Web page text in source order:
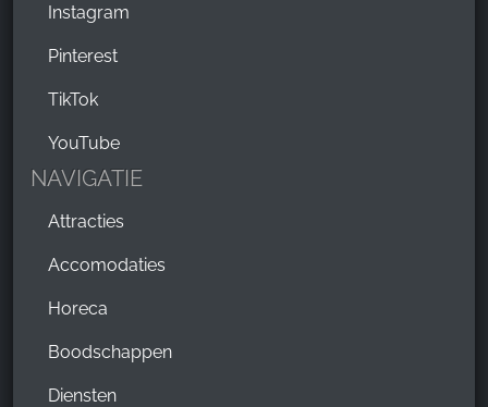
Instagram
Pinterest
TikTok
YouTube
NAVIGATIE
Attracties
Accomodaties
Horeca
Boodschappen
Diensten
STATISTIEKEN
Cookies voor statistieken verzamelen anoniem
hoe onze bezoekers onze website gebruiken.
_ga, _gid, _gac_gb_
Provider:
Purpose:
Verzamelen van statistieken over websitegebruik